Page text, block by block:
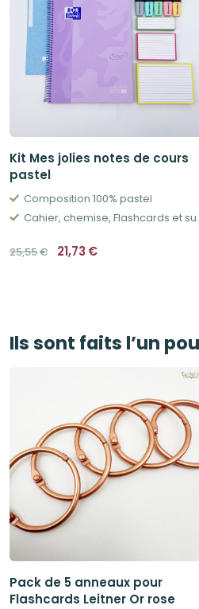
Kit Mes jolies notes de cours
pastel
Composition 100% pastel
Cahier,
25,55€ Le
prix
21,73 €
Ils sont faits l’un
Pack de 5 anneaux pour
Flashcards Leitner Or rose